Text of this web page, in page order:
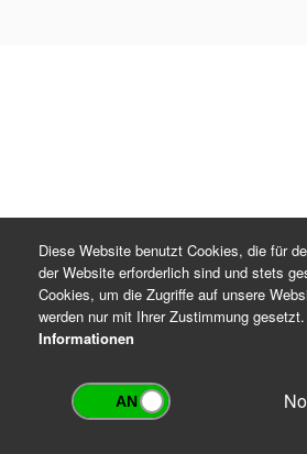
Diese Website benutzt Cookies, die für
der Website erforderlich sind und stets
Cookies, um die Zugriffe auf unsere
werden nur mit Ihrer Zustimmung gesetzt.
Informationen